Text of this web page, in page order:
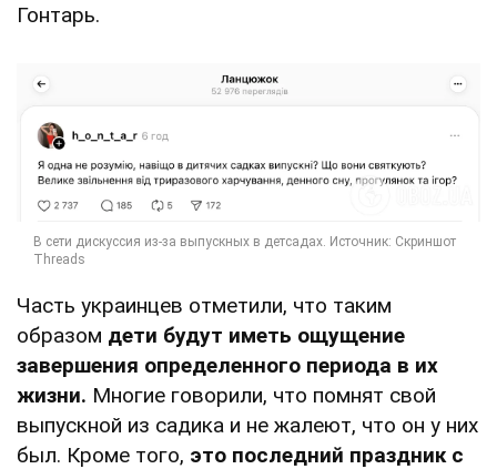
Гонтарь.
Часть украинцев отметили, что таким
образом дети будут иметь ощущение
завершения определенного периода в их
жизни. Многие говорили, что помнят свой
выпускной из садика и не жалеют, что он у них
был. Кроме того, это последний праздник с